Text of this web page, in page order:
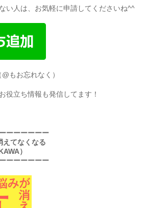
い人は、お気軽に申請してくださいね^^
@もお忘れなく）
役立ち情報も発信してます！
ーーーーーー
えてなくなる
）
ーーーーーー